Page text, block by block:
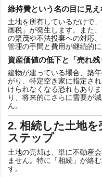
維持費という名の目に見え
土地を所有しているだけで
画税」が発生します。また
の繁茂や不法投棄への対応
管理の手間と費用が継続的に
資産価値の低下と「売れ
建物が建っている場合、築
がり、特定空き家に指定さ
けられなくなる恐れもあり
り、将来的にさらに需要が
ん。
2. 相続した土地
ステップ
土地の売却は、単に不動産
ません。特に「相続」が絡
す。